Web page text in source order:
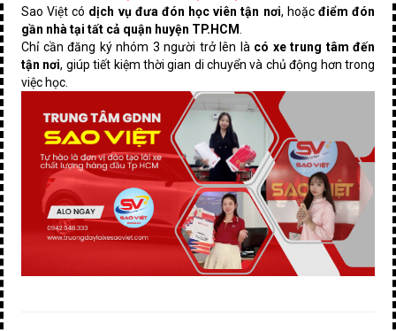
Sao Việt có dịch vụ đưa đón học viên tận nơi, hoặc điểm đón
gần nhà tại tất cả quận huyện TP.HCM
Chỉ cần đăng ký nhóm 3 người trở lên là có xe trung tâm đến
tận nơi, giúp tiết kiệm thời gian di chuyển và chủ động hơn trong
việc học.